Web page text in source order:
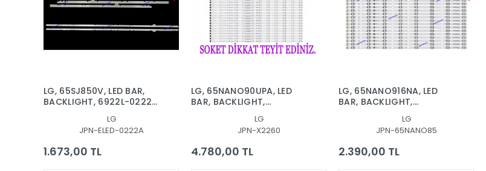
LG, 65SJ850V, LED BAR,
BACKLIGHT, 6922L-0222A,
65'' V17 AS1 2879, 2873
LG
JPN-ELED-0222A
1.673,00 TL
LG, 65NANO90UPA, LED
BAR, BACKLIGHT,
SSC_Y21_SlimDRT_65NANO90
LG
JPN-X2260
4.780,00 TL
LG, 65NANO916NA, LED
BAR, BACKLIGHT,
LG
JPN-65NANO85
2.390,00 TL